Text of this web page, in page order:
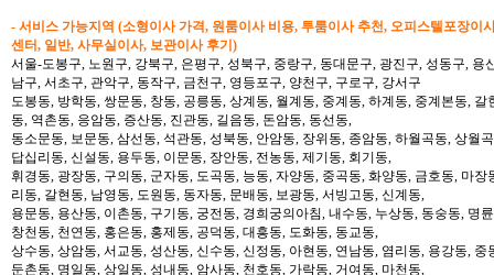
- 서비스 가능지역 (소형이사 가격, 원룸이사 비용, 투룸이사 추천, 오피스텔포장이
센터, 일반, 사무실이사, 보관이사 후기)
서울-도봉구, 노원구, 강북구, 은평구, 성북구, 중랑구, 동대문구, 광진구, 성동구,
남구, 서초구, 관악구, 동작구, 금천구, 영등포구, 양천구, 구로구, 강서구
도봉동, 방학동, 쌍문동, 창동, 공릉동, 상계동, 월계동, 중계동, 하계동, 중계본동,
동, 역촌동, 응암동, 증산동, 진관동, 길음동, 돈암동, 동선동,
동소문동, 보문동, 삼선동, 석관동, 성북동, 안암동, 장위동, 종암동, 하월곡동, 상월
답십리동, 신설동, 용두동, 이문동, 장안동, 전농동, 제기동, 회기동,
휘경동, 광장동, 구의동, 군자동, 도곡동, 능동, 자양동, 중곡동, 화양동, 금호동, 마
리동, 갈현동, 남영동, 도원동, 동자동, 문배동, 보광동, 서빙고동, 신계동,
용문동, 용산동, 이촌동, 구기동, 궁전동, 경희궁의아침, 내수동, 누상동, 동숭동, 명
창천동, 천연동, 홍은동, 홍제동, 공덕동, 대흥동, 도화동, 동교동,
상수동, 상암동, 서교동, 성산동, 신수동, 신정동, 아현동, 연남동, 염리동, 용강동,
둔촌동, 명일동, 상일동, 성내동, 암사동, 천호동, 가락동, 거여동, 마천동,